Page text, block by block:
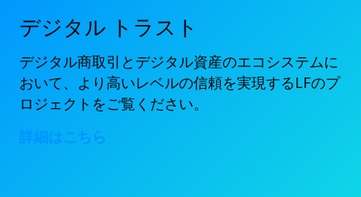
デジタル トラスト
デジタル商取引とデジタル資産のエコシステムに
おいて、より高いレベルの信頼を実現するLFのプ
ロジェクトをご覧ください。
詳細はこちら